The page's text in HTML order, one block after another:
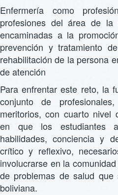
Enfermería como
profesiones del área de la
encaminadas a la
prevención y tratamiento
rehabilitación de la persona
de atención
Para enfrentar este reto, la
conjunto de
meritorios, con cuarto nivel
en que los estudiantes
habilidades, conciencia y
crítico y reflexivo,
involucrarse en la
de problemas de salud
boliviana.